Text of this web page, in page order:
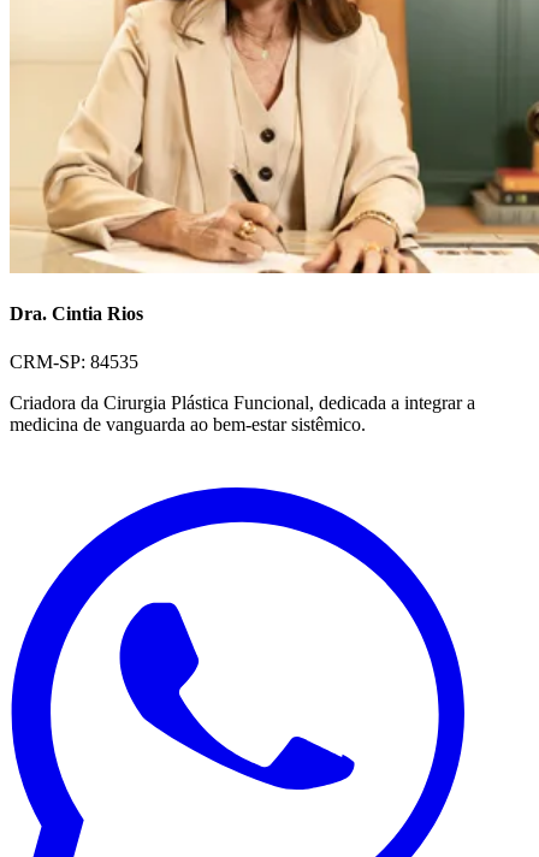
Dra. Cintia Rios
CRM-SP: 84535
Criadora da Cirurgia Plástica Funcional, dedicada a integrar a
medicina de vanguarda ao bem-estar sistêmico.